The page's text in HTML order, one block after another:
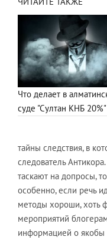
Что делает в
суде "Султан КНБ 20%"
тайны следствия, в
следователь
таскают на допросы,
особенно, если речь
методы хороши, хоть
мероприятий
информацией о